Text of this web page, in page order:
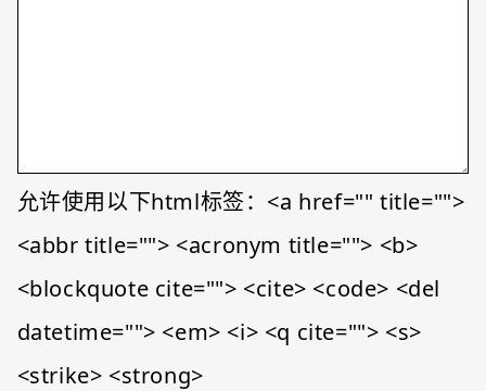
允许使用以下html标签：<a href="" title="">
<abbr title=""> <acronym title=""> <b>
<blockquote cite=""> <cite> <code> <del
datetime=""> <em> <i> <q cite=""> <s>
<strike> <strong>